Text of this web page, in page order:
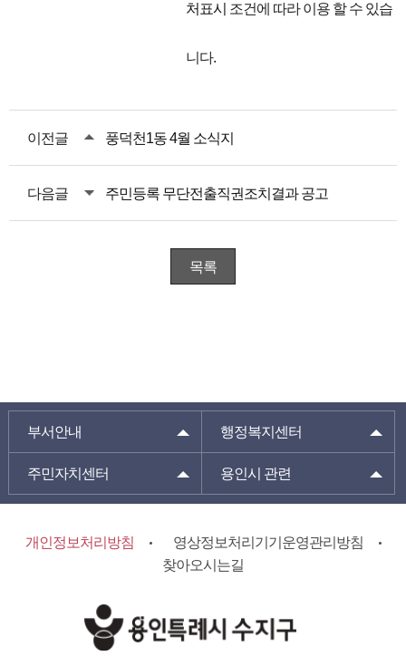
처표시 조건에 따라 이용 할 수 있습
니다.
이전글 풍덕천1동 4월 소식지
다음글 주민등록 무단전출직권조치결과 공고
목록
부서안내 행정복지센터
주민자치센터 용인시 관련
개인정보처리방침
영상정보처리기기운영관리방침
찾아오시는길